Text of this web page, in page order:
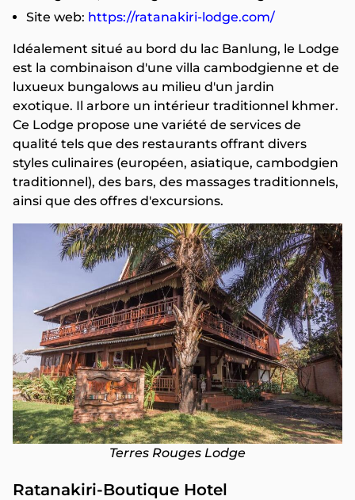
Site web: https://ratanakiri-lodge.com/
Idéalement situé au bord du lac Banlung, le Lodge
est la combinaison d'une villa cambodgienne et de
luxueux bungalows au milieu d'un jardin
exotique. Il arbore un intérieur traditionnel khmer.
Ce Lodge propose une variété de services de
qualité tels que des restaurants offrant divers
styles culinaires (européen, asiatique, cambodgien
traditionnel), des bars, des massages traditionnels,
ainsi que des offres d'excursions.
Terres Rouges Lodge
Ratanakiri-Boutique Hotel